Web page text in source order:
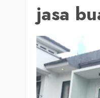
jasa